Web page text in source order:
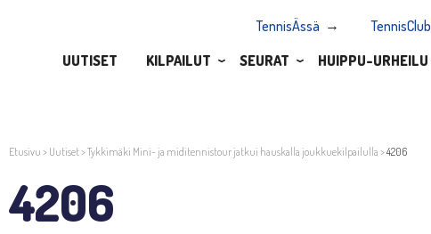
TennisÄssä TennisClub
UUTISET
KILPAILUT SEURAT HUIPPU-URHEILU
Etusivu > Uutiset>Tykkimäki Mini- ja miditennistour jatkui hauskalla joukkuekilpailulla >4206
4206